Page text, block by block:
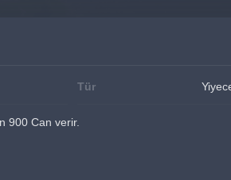
Tür
900 Can verir.